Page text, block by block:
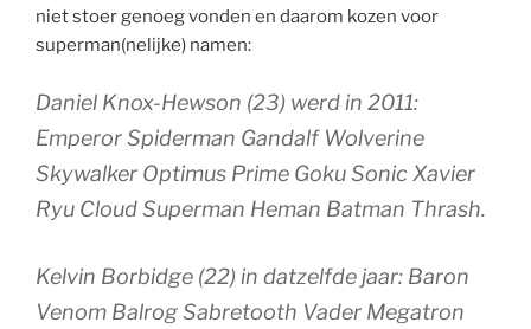
niet stoer genoeg vonden en daarom kozen voor
superman(nelijke) namen:
Daniel Knox-Hewson (23) werd in 2011:
Emperor Spiderman Gandalf Wolverine
Skywalker Optimus Prime Goku Sonic Xavier
Ryu Cloud Superman Heman Batman Thrash.
Kelvin Borbidge (22) in datzelfde jaar: Baron
Venom Balrog Sabretooth Vader Megatron